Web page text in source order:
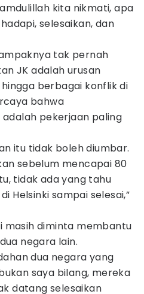
kita nikmati, apa
selesaikan, dan
tak pernah
JK adalah urusan
berbagai konflik di
bahwa
pekerjaan paling
itu tidak boleh diumbar.
sebelum mencapai 80
tidak ada yang tahu
Helsinki sampai selesai,”
masih diminta membantu
negara lain.
dua negara yang
saya bilang, mereka
datang selesaikan